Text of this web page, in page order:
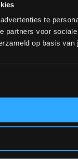
te
partners voor
op basis van